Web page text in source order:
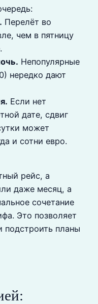
Перелёт во
чем в пятницу
Непопулярные
нередко дают
Если нет
дате, сдвиг
может
и сотни евро.
рейс, а
даже месяц, а
сочетание
Это позволяет
подстроить планы